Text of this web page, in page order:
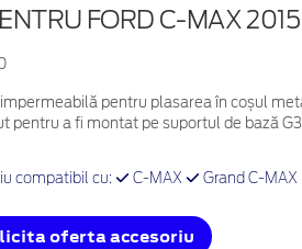
FORD C-MAX 2015
pentru plasarea în coșul
pentru a fi montat pe suportul de bază
compatibil cu: C-MAX Grand C-MAX
oferta accesoriu